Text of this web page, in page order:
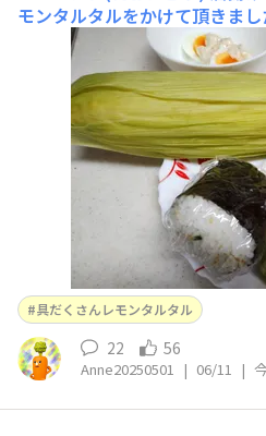
モンタルタルをかけて頂きま
磯辺焼き、唐揚げ、ゆで卵、
具だくさんレモンタルタル
22 56
Anne20250501 | 06/11 |